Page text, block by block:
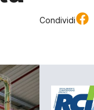
Condividi